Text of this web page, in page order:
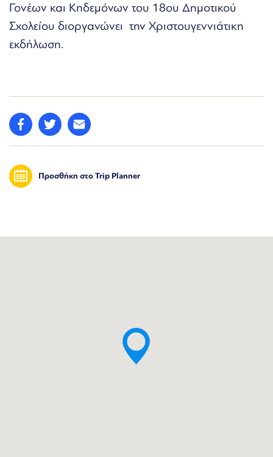
Γονέων και Κηδεμόνων του 18ου Δημοτικού
Σχολείου διοργανώνει την Χριστουγεννιάτικη
εκδήλωση.
Προσθήκη στο Trip Planner